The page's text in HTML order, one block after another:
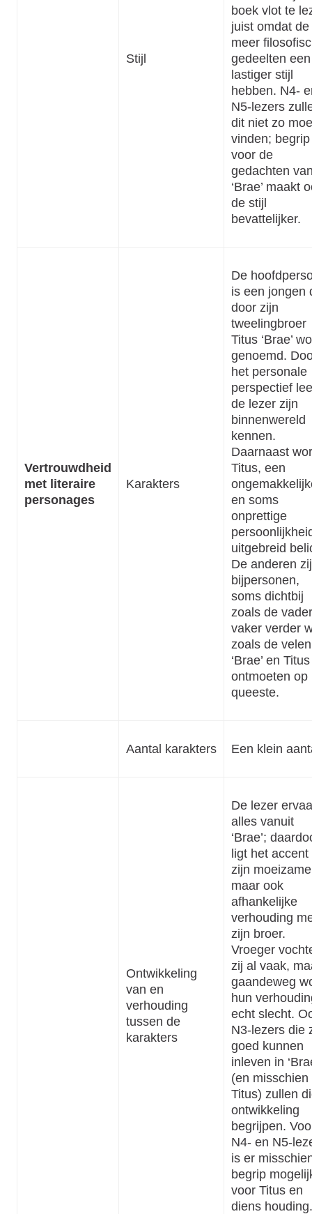
Stijl
boek vlot te
juist omdat de
meer
gedeelten een
lastiger stijl
hebben. N4-
N5-lezers
dit niet zo
vinden; begrip
voor de
gedachten
‘Brae’ maakt
de stijl
bevattelijker.
Vertrouwdheid
met literaire
personages
Karakters
De
is een jongen
door zijn
tweelingbroer
Titus ‘Brae’
genoemd.
het personale
perspectief
de lezer zijn
binnenwereld
kennen.
Daarnaast
Titus, een
en soms
onprettige
uitgebreid
De anderen
bijpersonen,
soms dichtbij
zoals de
vaker verder
zoals de
‘Brae’ en Titus
ontmoeten op
queeste.
Aantal karakters Een klein
Ontwikkeling
van en
verhouding
tussen de
karakters
De lezer
alles vanuit
‘Brae’;
ligt het accent
zijn moeizame
maar ook
afhankelijke
verhouding
zijn broer.
Vroeger
zij al vaak,
gaandeweg
hun
echt slecht.
N3-lezers die
goed kunnen
inleven in
(en misschien
Titus) zullen
ontwikkeling
begrijpen.
N4- en N5-
is er
begrip
voor Titus en
diens houding.